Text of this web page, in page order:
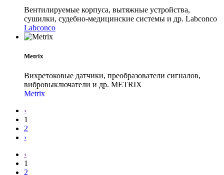
Вентилируемые корпуса, вытяжные устройства,
сушилки, судебно-медицинские системы и др. Labconco
Labconco
Metrix
Вихретоковые датчики, преобразователи сигналов,
вибровыключатели и др. METRIX
Metrix
‹
1
2
›
‹
1
2